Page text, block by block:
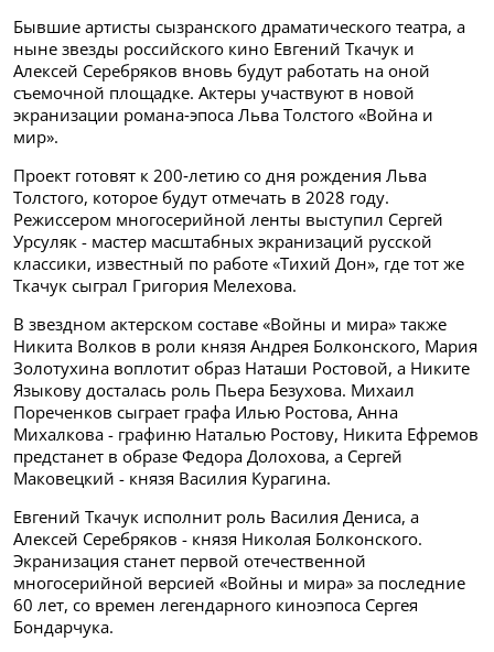
Бывшие артисты сызранского драматического театра, а
ныне звезды российского кино Евгений Ткачук и
Алексей Серебряков вновь будут работать на оной
съемочной площадке. Актеры участвуют в новой
экранизации романа‑эпоса Льва Толстого «Война и
мир».
Проект готовят к 200‑летию со дня рождения Льва
Толстого, которое будут отмечать в 2028 году.
Режиссером многосерийной ленты выступил Сергей
Урсуляк - мастер масштабных экранизаций русской
классики, известный по работе «Тихий Дон», где тот же
Ткачук сыграл Григория Мелехова.
В звездном актерском составе «Войны и мира» также
Никита Волков в роли князя Андрея Болконского, Мария
Золотухина воплотит образ Наташи Ростовой, а Никите
Языкову досталась роль Пьера Безухова. Михаил
Пореченков сыграет графа Илью Ростова, Анна
Михалкова - графиню Наталью Ростову, Никита Ефремов
предстанет в образе Федора Долохова, а Сергей
Маковецкий - князя Василия Курагина.
Евгений Ткачук исполнит роль Василия Дениса, а
Алексей Серебряков - князя Николая Болконского.
Экранизация станет первой отечественной
многосерийной версией «Войны и мира» за последние
60 лет, со времен легендарного киноэпоса Сергея
Бондарчука.